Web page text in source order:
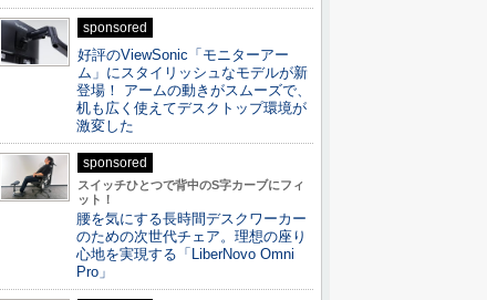
sponsored
好評のViewSonic「モニターアー
ム」にスタイリッシュなモデルが新
登場！ アームの動きがスムーズで、
机も広く使えてデスクトップ環境が
激変した
sponsored
スイッチひとつで背中のS字カーブにフィ
ット！
腰を気にする長時間デスクワーカー
のための次世代チェア。理想の座り
心地を実現する「LiberNovo Omni
Pro」